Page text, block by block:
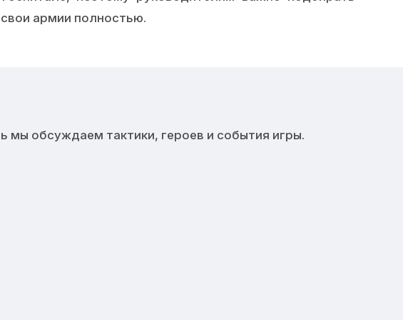
армии полностью.
мы обсуждаем тактики, героев и события игры.